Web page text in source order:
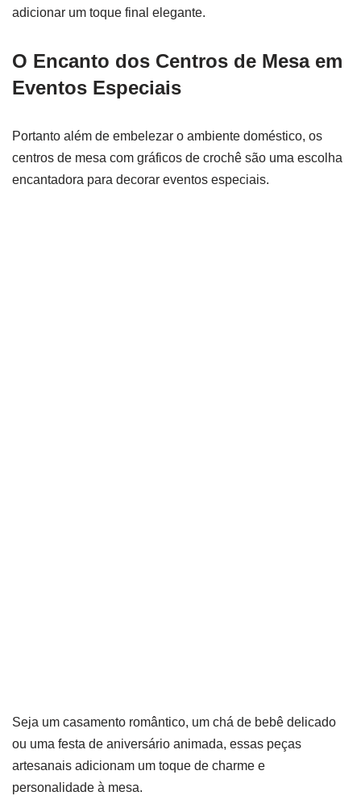
adicionar um toque final elegante.
O Encanto dos Centros de Mesa em
Eventos Especiais
Portanto além de embelezar o ambiente doméstico, os
centros de mesa com gráficos de crochê são uma escolha
encantadora para decorar eventos especiais.
Seja um casamento romântico, um chá de bebê delicado
ou uma festa de aniversário animada, essas peças
artesanais adicionam um toque de charme e
personalidade à mesa.